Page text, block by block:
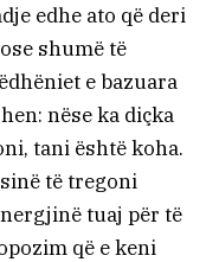
edhe ato që deri
shumë të
e bazuara
nëse ka diçka
tani është koha.
të tregoni
tuaj për të
që e keni